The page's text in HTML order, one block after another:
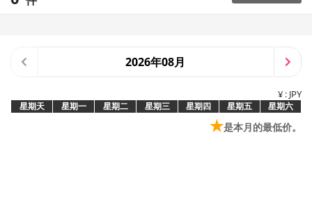
2026年08月
¥ : JPY
星期天 星期一 星期二 星期三 星期四 星期五 星期六
★是本月的最低价。